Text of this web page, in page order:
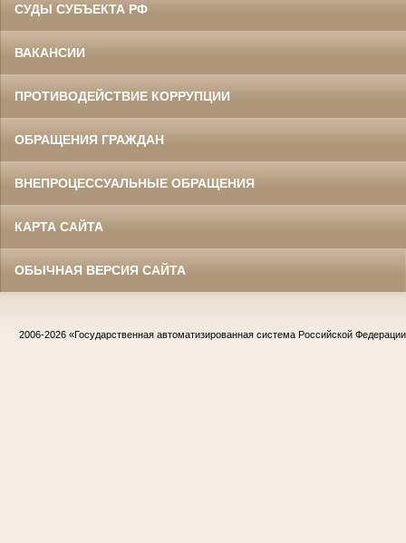
СУДЫ СУБЪЕКТА РФ
ВАКАНСИИ
ПРОТИВОДЕЙСТВИЕ КОРРУПЦИИ
ОБРАЩЕНИЯ ГРАЖДАН
ВНЕПРОЦЕССУАЛЬНЫЕ ОБРАЩЕНИЯ
КАРТА САЙТА
ОБЫЧНАЯ ВЕРСИЯ САЙТА
2006-2026 «Государственная автоматизированная система Российской